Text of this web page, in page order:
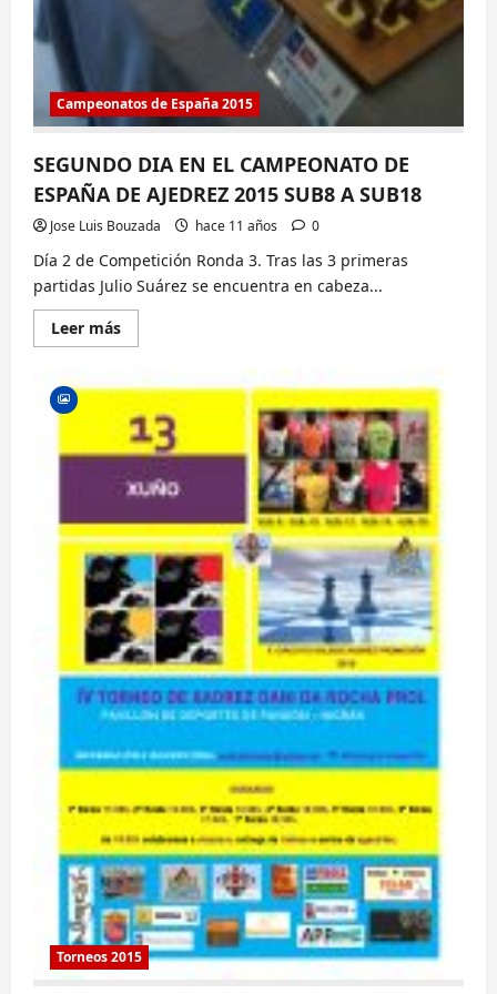
Campeonatos de España 2015
SEGUNDO DIA EN EL CAMPEONATO DE
ESPAÑA DE AJEDREZ 2015 SUB8 A SUB18
Jose Luis Bouzada hace 11 años 0
Día 2 de Competición Ronda 3. Tras las 3 primeras
partidas Julio Suárez se encuentra en cabeza...
Leer másLee
más
DIA
EL
CAMPEONATO
DE
ESPAÑA
DE
AJEDREZ
SUB8
A
SUB18
Torneos 2015